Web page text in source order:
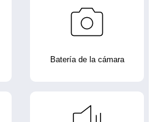
Batería de la cámara